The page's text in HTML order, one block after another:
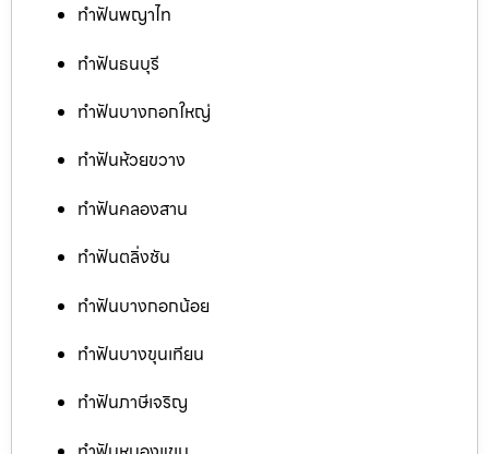
ทำฟันพญาไท
ทำฟันธนบุรี
ทำฟันบางกอกใหญ่
ทำฟันห้วยขวาง
ทำฟันคลองสาน
ทำฟันตลิ่งชัน
ทำฟันบางกอกน้อย
ทำฟันบางขุนเทียน
ทำฟันภาษีเจริญ